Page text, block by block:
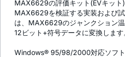
MAX6629の評価キット(EVキット
MAX6629を検証する実装および
は、MAX6629のジャンクション
12ビット+符号データに変換します
Windows® 95/98/2000対応ソフ